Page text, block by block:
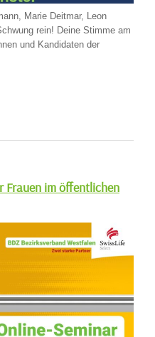
Marie Deitmar, Leon
rein! Deine Stimme am
und Kandidaten der
Frauen im öffentlichen